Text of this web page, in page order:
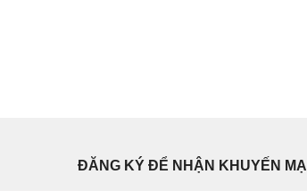
ĐĂNG KÝ ĐỂ NHẬN KHUYẾN MẠI